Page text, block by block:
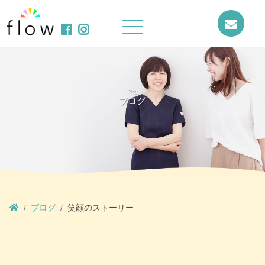
Blog
ブログ
ブログ 笑顔のストーリー